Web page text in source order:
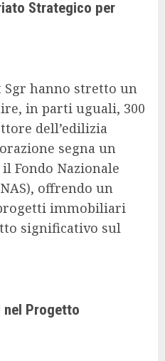
Strategico per
Sgr hanno stretto un
in parti uguali, 300
dell’edilizia
segna un
Fondo Nazionale
offrendo un
immobiliari
significativo sul
nel Progetto